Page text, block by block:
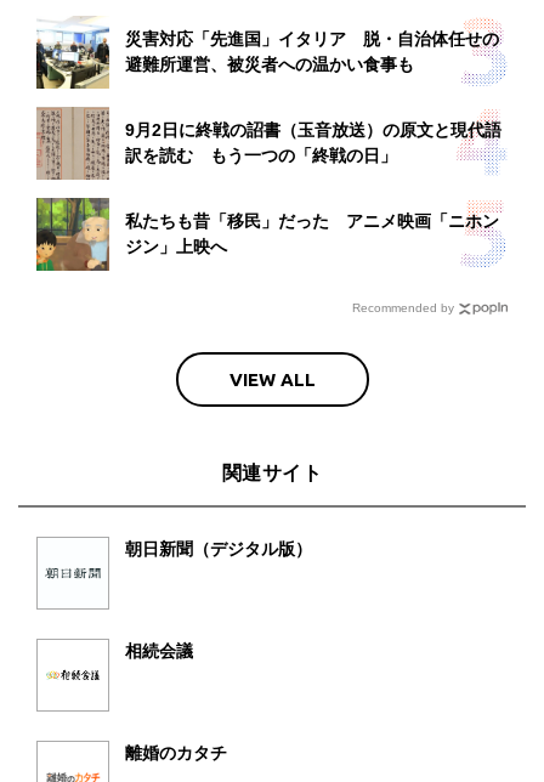
災害対応「先進国」イタリア 脱・自治体任せの
避難所運営、被災者への温かい食事も
9月2日に終戦の詔書（玉音放送）の原文と現代語
訳を読む もう一つの「終戦の日」
私たちも昔「移民」だった アニメ映画「ニホン
ジン」上映へ
Recommended by
VIEW ALL
関連サイト
朝日新聞（デジタル版）
相続会議
離婚のカタチ